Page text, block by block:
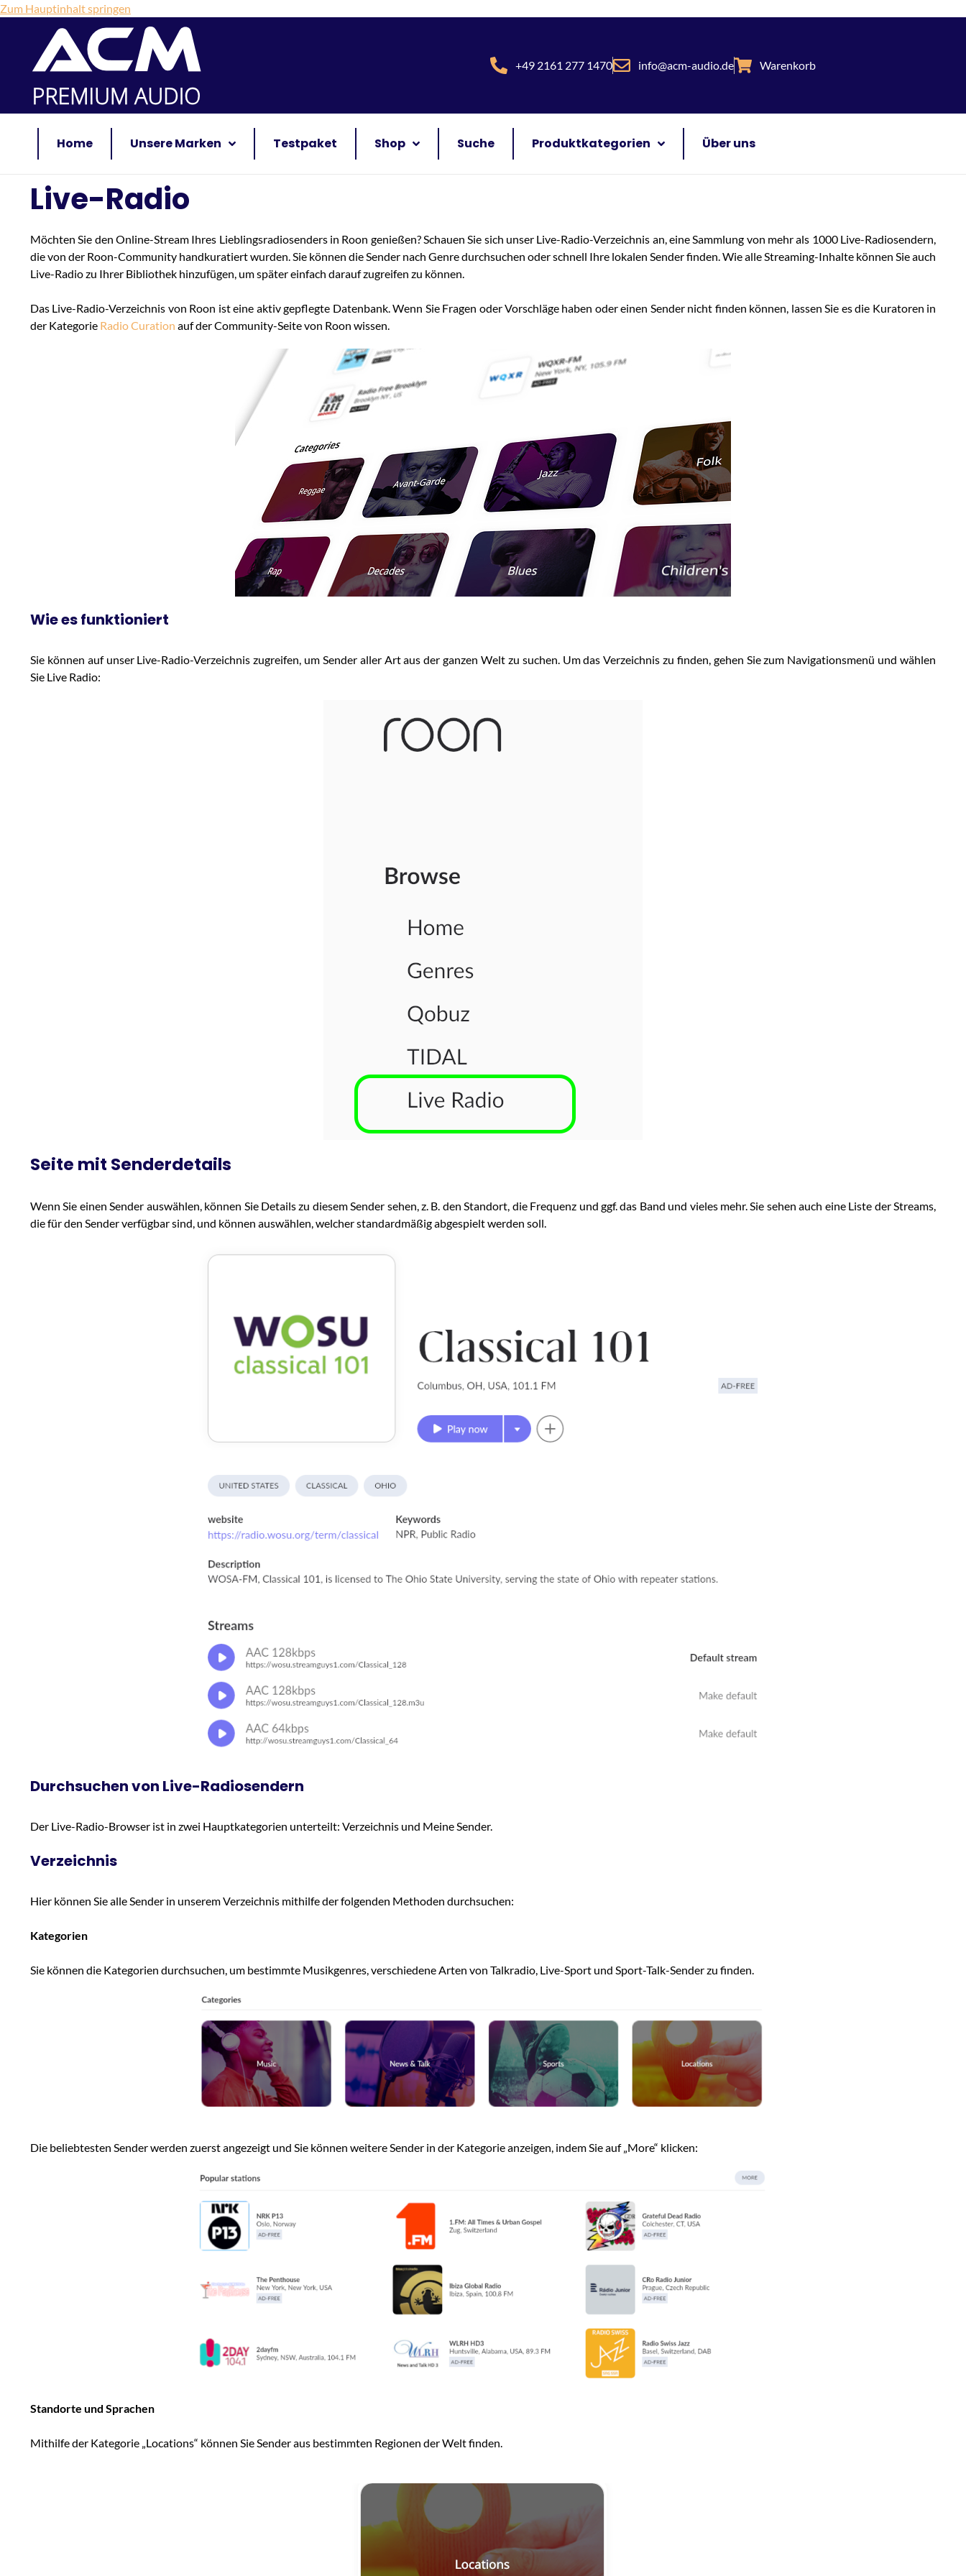
Zum Hauptinhalt springen
+49 2161 277 1470 info@acm-audio.de Warenkorb
Home Unsere Marken Testpaket Shop Suche Produktkategorien Über uns
Live-Radio
Möchten Sie den Online-Stream Ihres Lieblingsradiosenders in Roon genießen? Schauen Sie sich unser Live-Radio-Verzeichnis an, eine Sammlung von mehr als 1000 Live-Radiosendern,
die von der Roon-Community handkuratiert wurden. Sie können die Sender nach Genre durchsuchen oder schnell Ihre lokalen Sender finden. Wie alle Streaming-Inhalte können Sie auch
Live-Radio zu Ihrer Bibliothek hinzufügen, um später einfach darauf zugreifen zu können.
Das Live-Radio-Verzeichnis von Roon ist eine aktiv gepflegte Datenbank. Wenn Sie Fragen oder Vorschläge haben oder einen Sender nicht finden können, lassen Sie es die Kuratoren in
der Kategorie Radio Curation auf der Community-Seite von Roon wissen.
Wie es funktioniert
Sie können auf unser Live-Radio-Verzeichnis zugreifen, um Sender aller Art aus der ganzen Welt zu suchen. Um das Verzeichnis zu finden, gehen Sie zum Navigationsmenü und wählen
Sie Live Radio:
Seite mit Senderdetails
Wenn Sie einen Sender auswählen, können Sie Details zu diesem Sender sehen, z. B. den Standort, die Frequenz und ggf. das Band und vieles mehr. Sie sehen auch eine Liste der Streams,
die für den Sender verfügbar sind, und können auswählen, welcher standardmäßig abgespielt werden soll.
Durchsuchen von Live-Radiosendern
Der Live-Radio-Browser ist in zwei Hauptkategorien unterteilt: Verzeichnis und Meine Sender.
Verzeichnis
Hier können Sie alle Sender in unserem Verzeichnis mithilfe der folgenden Methoden durchsuchen:
Kategorien
Sie können die Kategorien durchsuchen, um bestimmte Musikgenres, verschiedene Arten von Talkradio, Live-Sport und Sport-Talk-Sender zu finden.
Die beliebtesten Sender werden zuerst angezeigt und Sie können weitere Sender in der Kategorie anzeigen, indem Sie auf „More“ klicken:
Standorte und Sprachen
Mithilfe der Kategorie „Locations“ können Sie Sender aus bestimmten Regionen der Welt finden.